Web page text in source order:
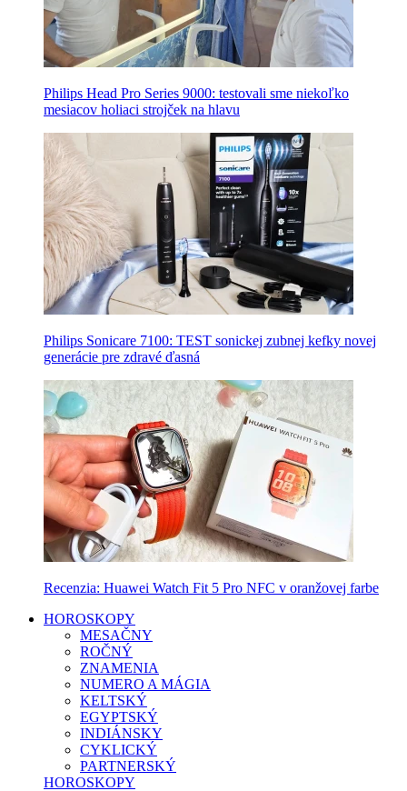
Philips Head Pro Series 9000: testovali sme niekoľko
mesiacov holiaci strojček na hlavu
Philips Sonicare 7100: TEST sonickej zubnej kefky novej
generácie pre zdravé ďasná
Recenzia: Huawei Watch Fit 5 Pro NFC v oranžovej farbe
HOROSKOPY
MESAČNY
ROČNÝ
ZNAMENIA
NUMERO A MÁGIA
KELTSKÝ
EGYPTSKÝ
INDIÁNSKY
CYKLICKÝ
PARTNERSKÝ
HOROSKOPY